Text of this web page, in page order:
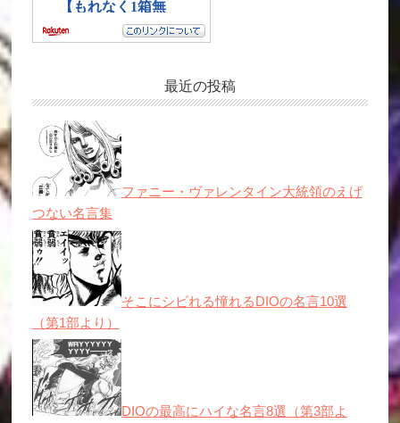
最近の投稿
ファニー・ヴァレンタイン大統領のえげ
つない名言集
そこにシビれる憧れるDIOの名言10選
（第1部より）
DIOの最高にハイな名言8選（第3部よ